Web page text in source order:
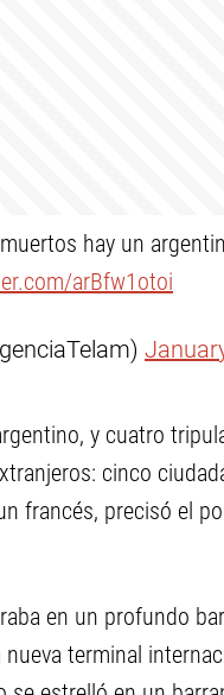
hay un
arBfw1otoi
y cuatro
cinco
francés, precisó el
en un profundo
terminal